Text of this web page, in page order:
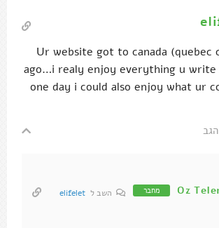
Ur website got to canada (quebec
ago…i realy enjoy everything u write
one day i could also enjoy what ur
הגב
Oz מחבר השב ל elifelet